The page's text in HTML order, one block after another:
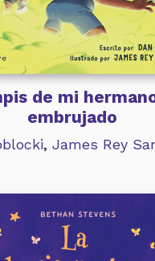
de mi
embrujado
, James Rey